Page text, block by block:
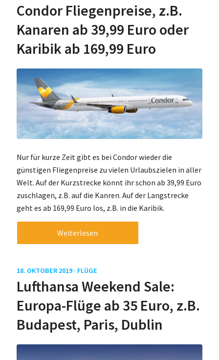
Condor Fliegenpreise, z.B.
Kanaren ab 39,99 Euro oder
Karibik ab 169,99 Euro
Nur für kurze Zeit gibt es bei Condor wieder die
günstigen Fliegenpreise zu vielen Urlaubszielen in aller
Welt. Auf der Kurzstrecke könnt ihr schon ab 39,99 Euro
zuschlagen, z.B. auf die Kanren. Auf der Langstrecke
geht es ab 169,99 Euro los, z.B. in die Karibik.
Weiterlesen
18. OKTOBER 2019 · FLÜGE
Lufthansa Weekend Sale:
Europa-Flüge ab 35 Euro, z.B.
Budapest, Paris, Dublin